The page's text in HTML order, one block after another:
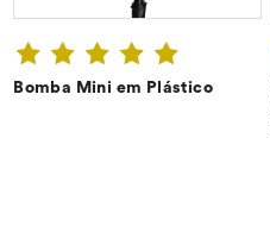
Bomba Mini em Plástico